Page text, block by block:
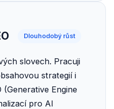
Dlouhodobý růst
slovech. Pracuji
strategií i
(Generative Engine
pro AI